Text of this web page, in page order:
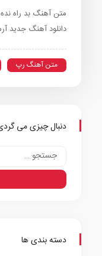
دانلود آهنگ جدید
متن آهنگ رپ
دنبال چیزی می
دسته بندی ها